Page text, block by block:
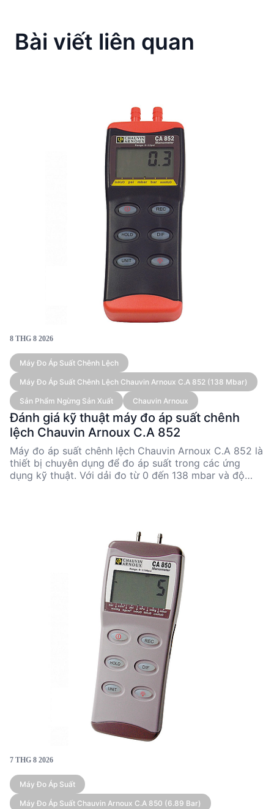
Bài viết liên quan
8 THG 8 2026
Máy Đo Áp Suất Chênh Lệch
Máy Đo Áp Suất Chênh Lệch Chauvin Arnoux C.A 852 (138 Mbar)
Sản Phẩm Ngừng Sản Xuất Chauvin Arnoux
Đánh giá kỹ thuật máy đo áp suất chênh
lệch Chauvin Arnoux C.A 852
Máy đo áp suất chênh lệch Chauvin Arnoux C.A 852 là
thiết bị chuyên dụng để đo áp suất trong các ứng
dụng kỹ thuật. Với dải đo từ 0 đến 138 mbar và độ
tính linh hoạt trong các đơn vị đo. Thiết bị này lý
tưởng cho các ứng dụng trong công nghiệp và nghiên
7 THG 8 2026
Máy Đo Áp Suất
Máy Đo Áp Suất Chauvin Arnoux C.A 850 (6.89 Bar)